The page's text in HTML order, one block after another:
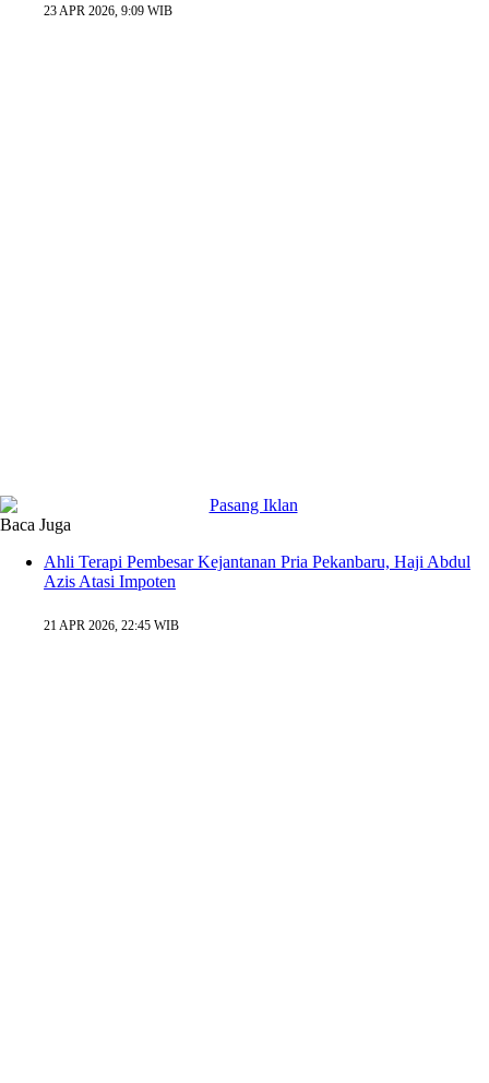
23 APR 2026, 9:09 WIB
Baca Juga
Ahli Terapi Pembesar Kejantanan Pria Pekanbaru, Haji Abdul
Azis Atasi Impoten
21 APR 2026, 22:45 WIB